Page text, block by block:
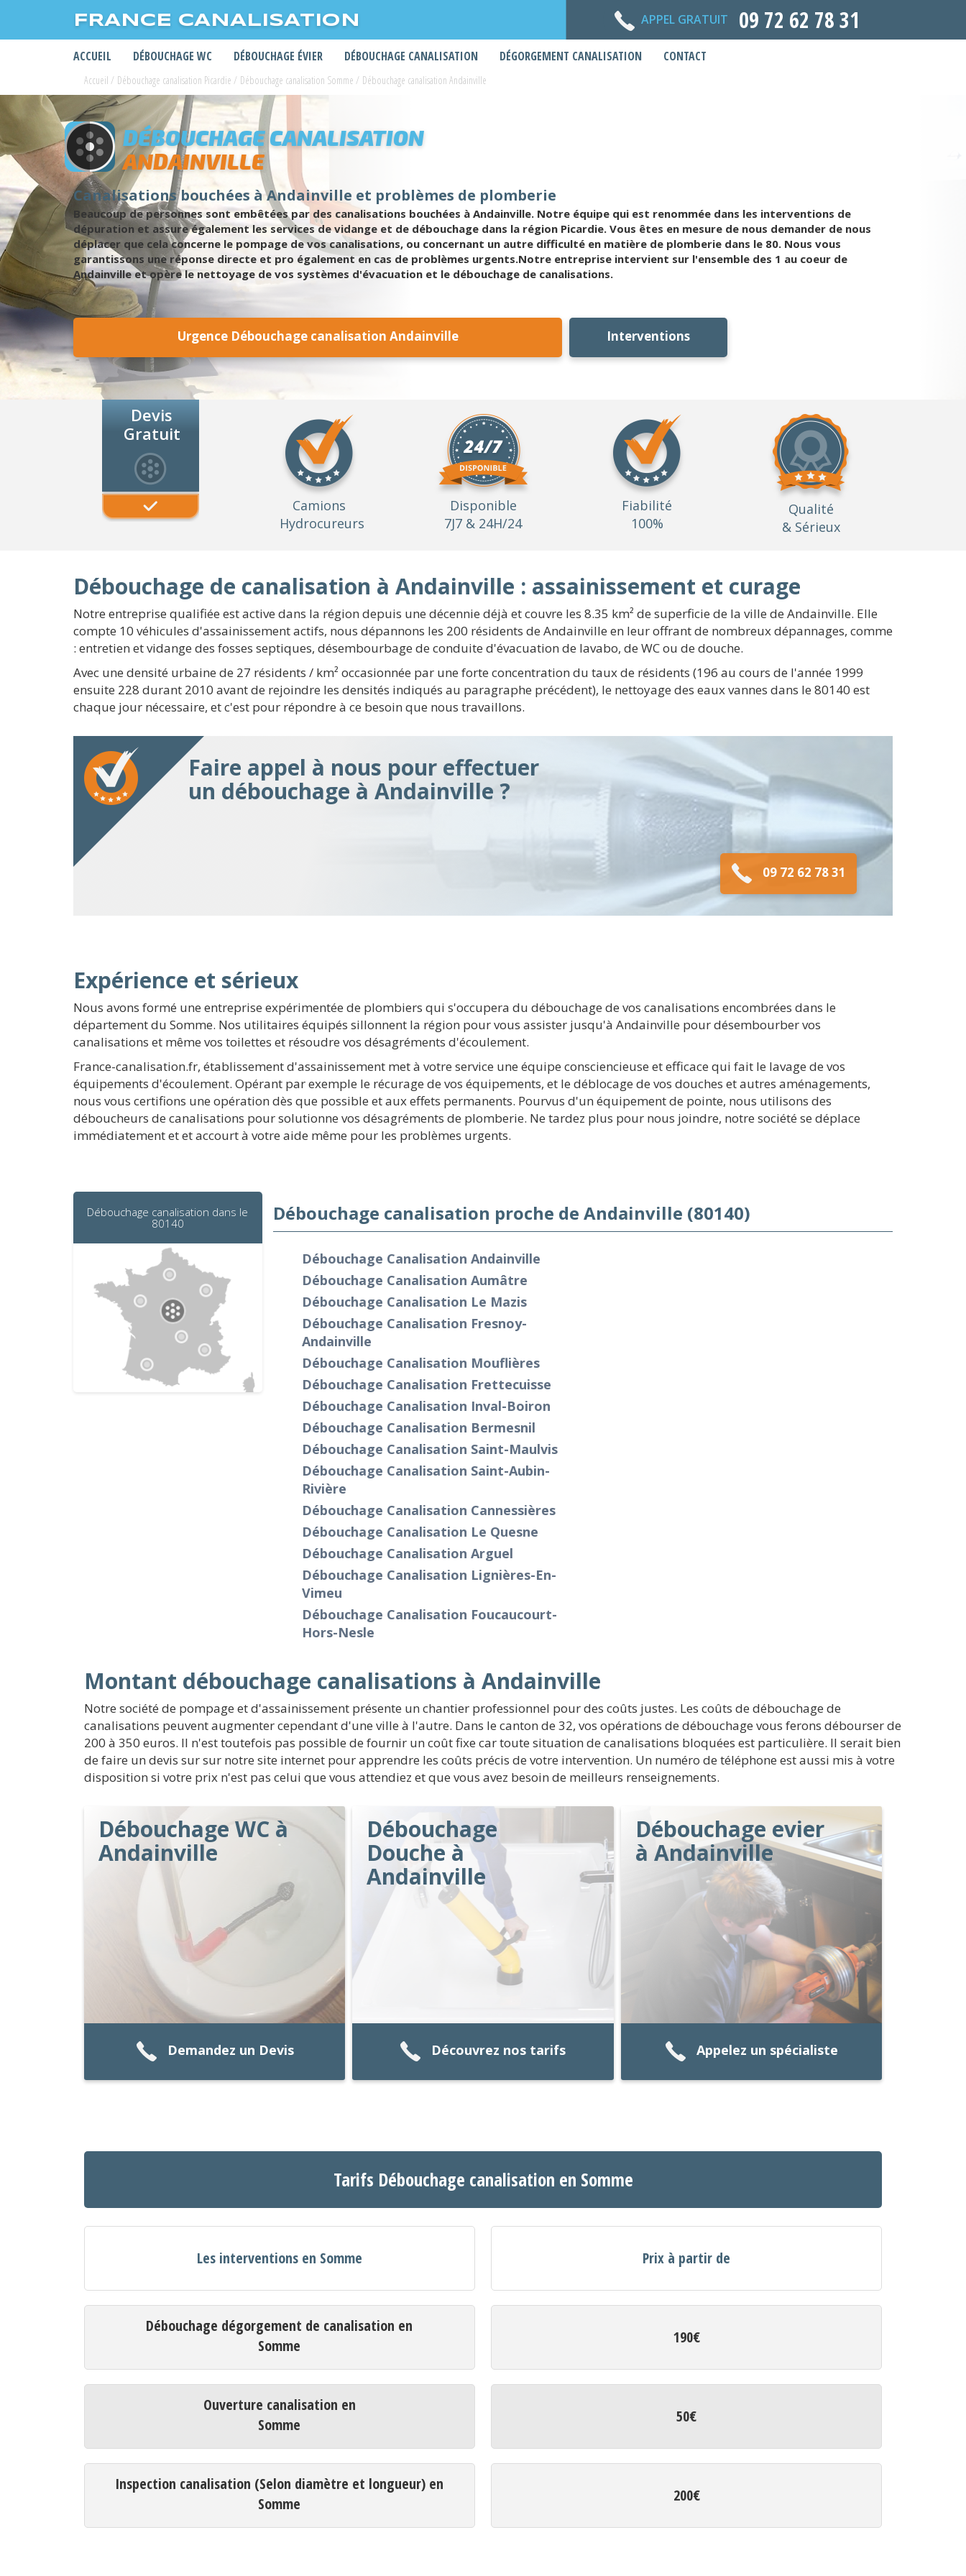
FRANCE CANALISATION APPEL GRATUIT 09 72 62 78 31
ACCUEIL DÉBOUCHAGE WC DÉBOUCHAGE ÉVIER DÉBOUCHAGE CANALISATION DÉGORGEMENT CANALISATION CONTACT
Accueil / Débouchage canalisation Picardie / Débouchage canalisation Somme / Débouchage canalisation Andainville
DÉBOUCHAGE CANALISATION
ANDAINVILLE
Canalisations bouchées à Andainville et problèmes de plomberie
Beaucoup de personnes sont embêtées par des canalisations bouchées à Andainville. Notre équipe qui est renommée dans les interventions de
dépuration et assure également les services de vidange et de débouchage dans la région Picardie. Vous êtes en mesure de nous demander de nous
déplacer que cela concerne le pompage de vos canalisations, ou concernant un autre difficulté en matière de plomberie dans le 80. Nous vous
garantissons une réponse directe et pro également en cas de problèmes urgents.Notre entreprise intervient sur l'ensemble des 1 au coeur de
Andainville et opère le nettoyage de vos systèmes d'évacuation et le débouchage de canalisations.
Urgence Débouchage canalisation Andainville Interventions
Devis
Gratuit
Camions
Hydrocureurs
Disponible
7J7 & 24H/24
Fiabilité
100%
Qualité
& Sérieux
Débouchage de canalisation à Andainville : assainissement et curage
Notre entreprise qualifiée est active dans la région depuis une décennie déjà et couvre les 8.35 km² de superficie de la ville de Andainville. Elle
compte 10 véhicules d'assainissement actifs, nous dépannons les 200 résidents de Andainville en leur offrant de nombreux dépannages, comme
: entretien et vidange des fosses septiques, désembourbage de conduite d'évacuation de lavabo, de WC ou de douche.
Avec une densité urbaine de 27 résidents / km² occasionnée par une forte concentration du taux de résidents (196 au cours de l'année 1999
ensuite 228 durant 2010 avant de rejoindre les densités indiqués au paragraphe précédent), le nettoyage des eaux vannes dans le 80140 est
chaque jour nécessaire, et c'est pour répondre à ce besoin que nous travaillons.
Faire appel à nous pour effectuer
un débouchage à Andainville ?
09 72 62 78 31
Expérience et sérieux
Nous avons formé une entreprise expérimentée de plombiers qui s'occupera du débouchage de vos canalisations encombrées dans le
département du Somme. Nos utilitaires équipés sillonnent la région pour vous assister jusqu'à Andainville pour désembourber vos
canalisations et même vos toilettes et résoudre vos désagréments d'écoulement.
France-canalisation.fr, établissement d'assainissement met à votre service une équipe consciencieuse et efficace qui fait le lavage de vos
équipements d'écoulement. Opérant par exemple le récurage de vos équipements, et le déblocage de vos douches et autres aménagements,
nous vous certifions une opération dès que possible et aux effets permanents. Pourvus d'un équipement de pointe, nous utilisons des
déboucheurs de canalisations pour solutionne vos désagréments de plomberie. Ne tardez plus pour nous joindre, notre société se déplace
immédiatement et et accourt à votre aide même pour les problèmes urgents.
Débouchage canalisation dans le
80140
Débouchage canalisation proche de Andainville (80140)
Débouchage Canalisation Andainville
Débouchage Canalisation Aumâtre
Débouchage Canalisation Le Mazis
Débouchage Canalisation Fresnoy-
Andainville
Débouchage Canalisation Mouflières
Débouchage Canalisation Frettecuisse
Débouchage Canalisation Inval-Boiron
Débouchage Canalisation Bermesnil
Débouchage Canalisation Saint-Maulvis
Débouchage Canalisation Saint-Aubin-
Rivière
Débouchage Canalisation Cannessières
Débouchage Canalisation Le Quesne
Débouchage Canalisation Arguel
Débouchage Canalisation Lignières-En-
Vimeu
Débouchage Canalisation Foucaucourt-
Hors-Nesle
Montant débouchage canalisations à Andainville
Notre société de pompage et d'assainissement présente un chantier professionnel pour des coûts justes. Les coûts de débouchage de
canalisations peuvent augmenter cependant d'une ville à l'autre. Dans le canton de 32, vos opérations de débouchage vous ferons débourser de
200 à 350 euros. Il n'est toutefois pas possible de fournir un coût fixe car toute situation de canalisations bloquées est particulière. Il serait bien
de faire un devis sur sur notre site internet pour apprendre les coûts précis de votre intervention. Un numéro de téléphone est aussi mis à votre
disposition si votre prix n'est pas celui que vous attendiez et que vous avez besoin de meilleurs renseignements.
Débouchage WC à
Andainville
Demandez un Devis
Débouchage
Douche à
Andainville
Découvrez nos tarifs
Débouchage evier
à Andainville
Appelez un spécialiste
Tarifs Débouchage canalisation en Somme
Les interventions en Somme Prix à partir de
Débouchage dégorgement de canalisation en
Somme
190€
Ouverture canalisation en
Somme
50€
Inspection canalisation (Selon diamètre et longueur) en
Somme
200€